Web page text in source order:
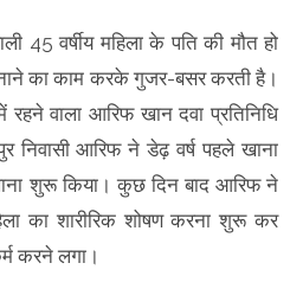
45 वर्षीय महिला के पति की मौत हो
का काम करके गुजर-बसर करती है।
वाला आरिफ खान दवा प्रतिनिधि
निवासी आरिफ ने डेढ़ वर्ष पहले खाना
शुरू किया। कुछ दिन बाद आरिफ ने
का शारीरिक शोषण करना शुरू कर
करने लगा।